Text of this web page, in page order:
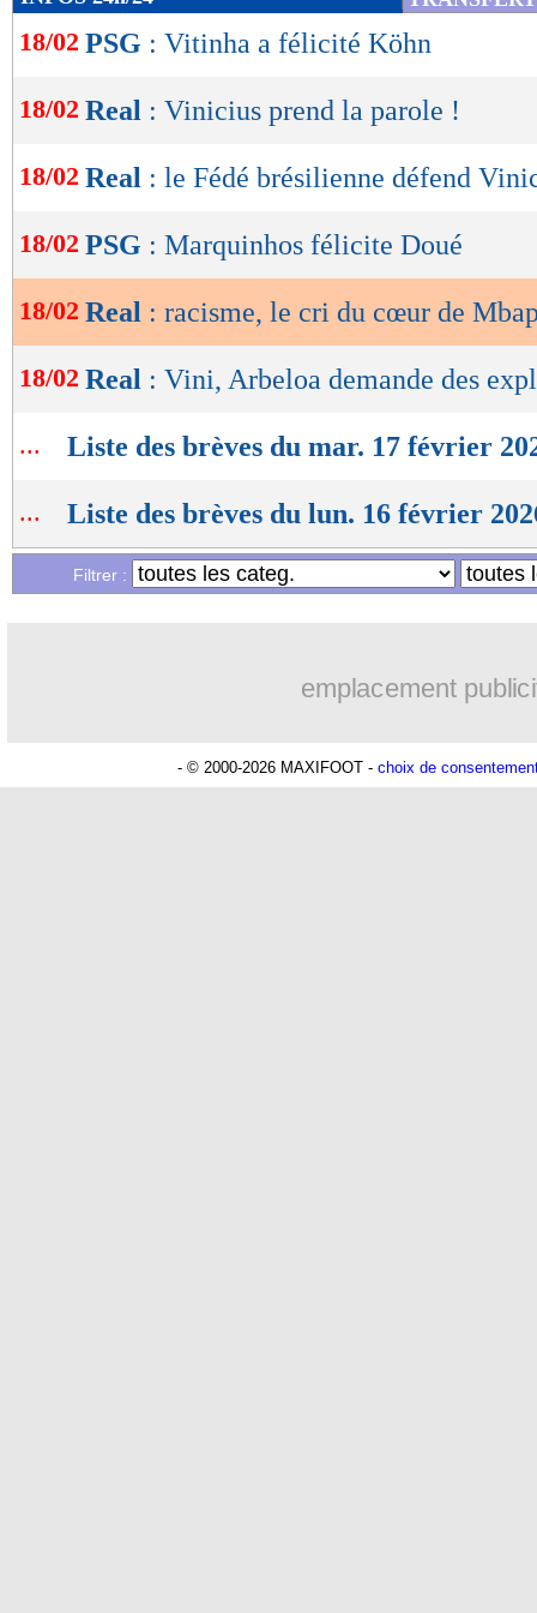
pas des idiots, il y a des choses... je ne dis
n'est pas possible d'accepter ça. C'est un
dire de telles choses sur un terrain ?
comment les choses vont se passer", a
Lu 19.579 fois- Damien Da
de
lecture
OK
18/02 PSG : Vitinha a félicité Köhn
18/02 Real : Vinicius prend la parole !
18/02 Real : le Fédé brésilienne défend
18/02 PSG : Marquinhos félicite Doué
18/02 Real : racisme, le cri du cœur de
18/02 Real : Vini, Arbeloa demande des
... Liste des brèves du mar. 17 février
... Liste des brèves du lun. 16 février
Filtrer :
emplacement
- © 2000-2026 MAXIFOOT - choix de